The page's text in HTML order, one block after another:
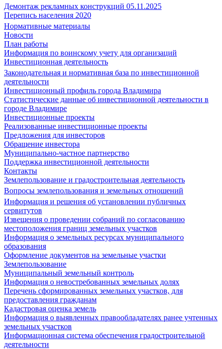
Демонтаж рекламных конструкций 05.11.2025
Перепись населения 2020
Нормативные материалы
Новости
План работы
Информация по воинскому учету для организаций
Инвестиционная деятельность
Законодательная и нормативная база по инвестиционной
деятельности
Инвестиционный профиль города Владимира
Статистические данные об инвестиционной деятельности в
городе Владимире
Инвестиционные проекты
Реализованные инвестиционные проекты
Предложения для инвесторов
Обращение инвестора
Муниципально-частное партнерство
Поддержка инвестиционной деятельности
Контакты
Землепользование и градостроительная деятельность
Вопросы землепользования и земельных отношений
Информация и решения об установлении публичных
сервитутов
Извещения о проведении собраний по согласованию
местоположения границ земельных участков
Информация о земельных ресурсах муниципального
образования
Оформление документов на земельные участки
Землепользование
Муниципальный земельный контроль
Информация о невостребованных земельных долях
Перечень сформированных земельных участков, для
предоставления гражданам
Кадастровая оценка земель
Информация о выявленных правообладателях ранее учтенных
земельных участков
Информационная система обеспечения градостроительной
деятельности